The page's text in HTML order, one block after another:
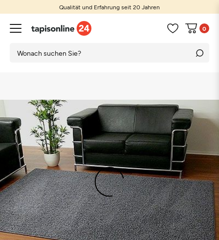
Qualität und Erfahrung seit 20 Jahren
0